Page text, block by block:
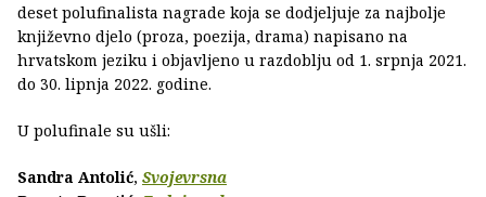
deset polufinalista nagrade koja se dodjeljuje za najbolje
književno djelo (proza, poezija, drama) napisano na
hrvatskom jeziku i objavljeno u razdoblju od 1. srpnja 2021.
do 30. lipnja 2022. godine.
U polufinale su ušli:
Sandra Antolić, Svojevrsna